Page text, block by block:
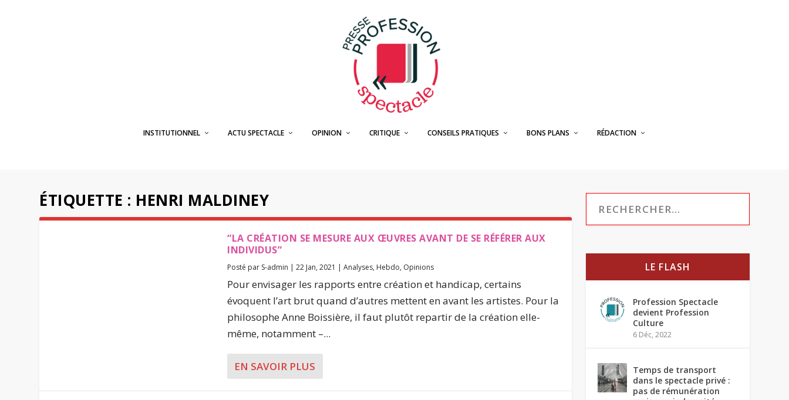
INSTITUTIONNEL ACTU SPECTACLE OPINION CRITIQUE CONSEILS PRATIQUES BONS PLANS RÉDACTION
ÉTIQUETTE : HENRI MALDINEY
“LA CRÉATION SE MESURE AUX ŒUVRES AVANT DE SE RÉFÉRER AUX
INDIVIDUS”
Posté par S-admin |22 Jan, 2021 |Analyses, Hebdo, Opinions
Pour envisager les rapports entre création et handicap, certains
évoquent l’art brut quand d’autres mettent en avant les artistes. Pour la
philosophe Anne Boissière, il faut plutôt repartir de la création elle-
même, notamment –...
EN SAVOIR PLUS
LE FLASH
Profession Spectacle
devient Profession
Culture
6 Déc, 2022
Temps de transport
dans le spectacle privé :
pas de rémunération